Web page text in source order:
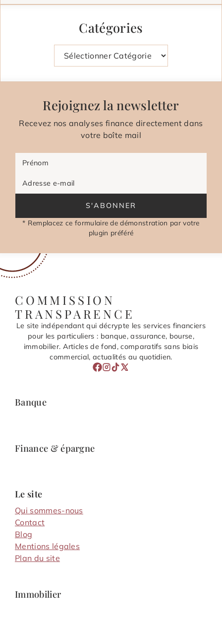
Catégories
Catégories
Rejoignez la newsletter
Recevez nos analyses finance directement dans
votre boîte mail
Prénom
Adresse e-mail
S'ABONNER
* Remplacez ce formulaire de démonstration par votre
plugin préféré
COMMISSION
TRANSPARENCE
Le site indépendant qui décrypte les services financiers
pour les particuliers : banque, assurance, bourse,
immobilier. Articles de fond, comparatifs sans biais
commercial, actualités au quotidien.
Banque
Finance & épargne
Le site
Qui sommes-nous
Contact
Blog
Mentions légales
Plan du site
Immobilier